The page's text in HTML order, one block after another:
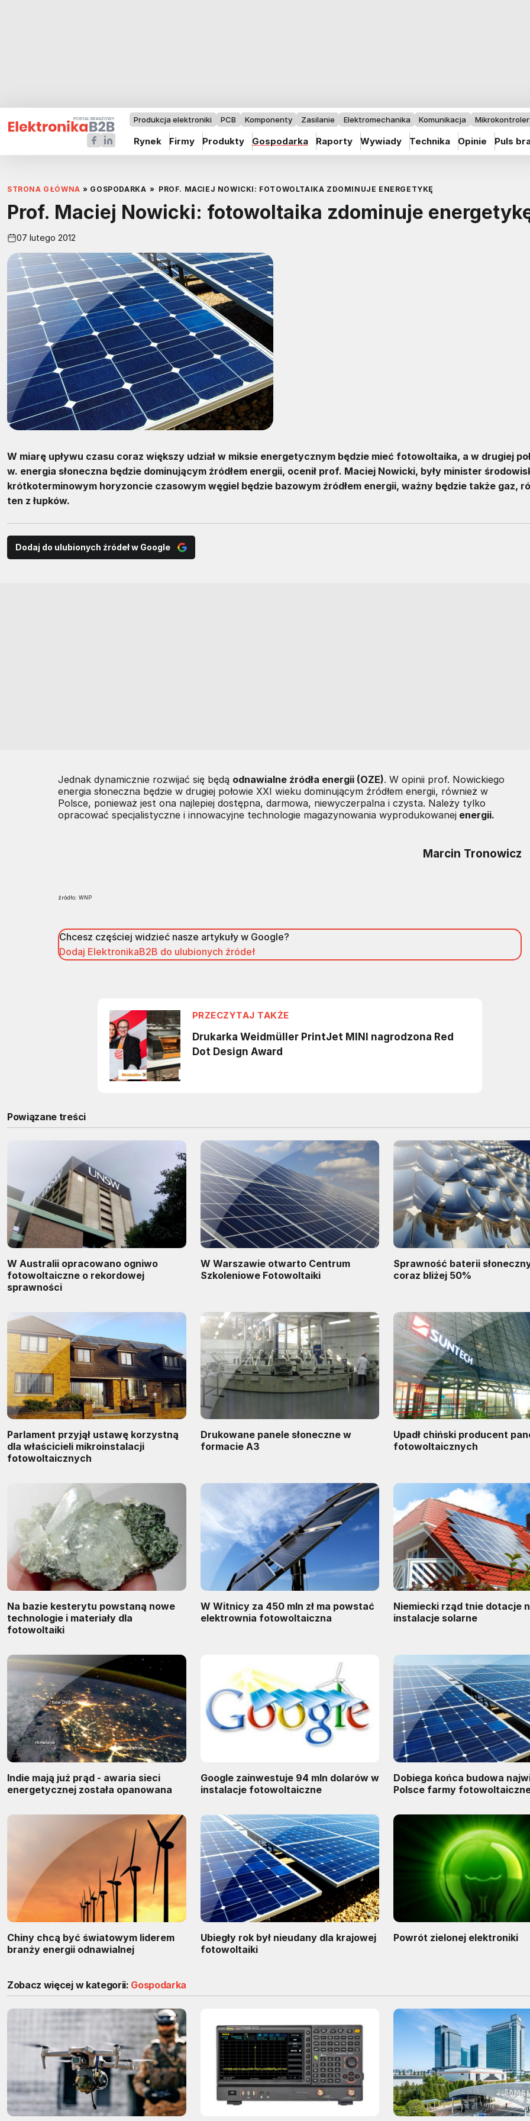
Produkcja elektroniki PCB Komponenty Zasilanie Elektromechanika Komunikacja
Rynek Firmy Produkty Gospodarka Raporty Wywiady Technika Opinie Puls
STRONA GŁÓWNA » GOSPODARKA » PROF. MACIEJ NOWICKI: FOTOWOLTAIKA ZDOMINUJE ENERGETYKĘ
Prof. Maciej Nowicki: fotowoltaika zdominuje
07 lutego 2012
W miarę upływu czasu coraz większy udział w miksie energetycznym będzie mieć fotowoltaika, a w drugiej
w. energia słoneczna będzie dominującym źródłem energii, ocenił prof. Maciej Nowicki, były minister
krótkoterminowym horyzoncie czasowym węgiel będzie bazowym źródłem energii, ważny będzie także gaz,
ten z łupków.
Dodaj do ulubionych źródeł w Google
Jednak dynamicznie rozwijać się będą odnawialne źródła energii (OZE). W opinii prof. Nowickiego
energia słoneczna będzie w drugiej połowie XXI wieku dominującym źródłem energii, również w
Polsce, ponieważ jest ona najlepiej dostępna, darmowa, niewyczerpalna i czysta. Należy tylko
opracować specjalistyczne i innowacyjne technologie magazynowania wyprodukowanej energii.
Marcin Tronowicz
źródło: WNP
Chcesz częściej widzieć nasze artykuły w Google?
Dodaj ElektronikaB2B do ulubionych źródeł
Powiązane treści
W Australii opracowano ogniwo
fotowoltaiczne o rekordowej
sprawności
W Warszawie otwarto Centrum
Szkoleniowe Fotowoltaiki
Sprawność baterii
coraz bliżej 50%
Parlament przyjął ustawę korzystną
dla właścicieli mikroinstalacji
fotowoltaicznych
Drukowane panele słoneczne w
formacie A3
Upadł chiński producent
fotowoltaicznych
Na bazie kesterytu powstaną nowe
technologie i materiały dla
fotowoltaiki
W Witnicy za 450 mln zł ma powstać
elektrownia fotowoltaiczna
Niemiecki rząd tnie dotacje
instalacje solarne
Indie mają już prąd - awaria sieci
energetycznej została opanowana
Google zainwestuje 94 mln dolarów w
instalacje fotowoltaiczne
Dobiega końca budowa
Polsce farmy
Chiny chcą być światowym liderem
branży energii odnawialnej
Ubiegły rok był nieudany dla krajowej
fotowoltaiki
Powrót zielonej elektroniki
Zobacz więcej w kategorii: Gospodarka